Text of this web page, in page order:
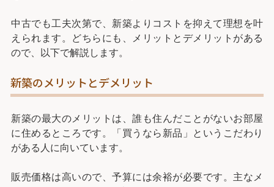
中古でも工夫次第で、新築よりコストを抑えて理想を叶
えられます。どちらにも、メリットとデメリットがある
ので、以下で解説します。
新築のメリットとデメリット
新築の最大のメリットは、誰も住んだことがないお部屋
に住めるところです。「買うなら新品」というこだわり
がある人に向いています。
販売価格は高いので、予算には余裕が必要です。主なメ